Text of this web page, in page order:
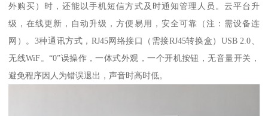
外购买）时，还能以手机短信方式及时通知管理人员。云平台升
级，在线更新，自动升级，方便易用，安全可靠（注：需设备连
网）。3种通讯方式，RJ45网络接口（需接RJ45转换盒）USB 2.0、
无线WiF。“0”误操作，一体式外观，一个开机按钮，无音量开关，
避免程序因人为错误退出，声音时高时低。